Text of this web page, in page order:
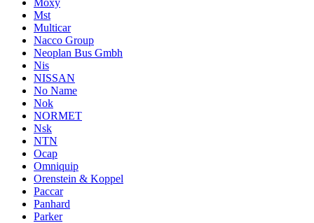
Moxy
Mst
Multicar
Nacco Group
Neoplan Bus Gmbh
Nis
NISSAN
No Name
Nok
NORMET
Nsk
NTN
Ocap
Omniquip
Orenstein & Koppel
Paccar
Panhard
Parker